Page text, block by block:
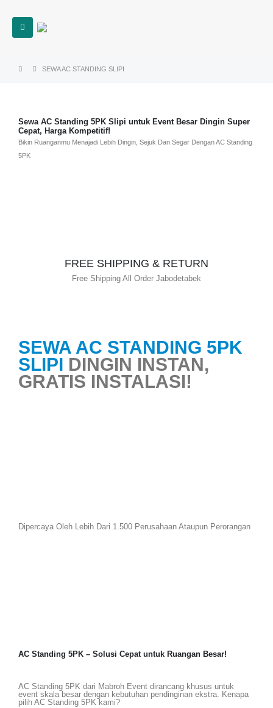
SEWA AC STANDING SLIPI
Sewa AC Standing 5PK Slipi untuk Event Besar Dingin Super
Cepat, Harga Kompetitif!
Bikin Ruanganmu Menajadi Lebih Dingin, Sejuk Dan Segar Dengan AC Standing
5PK
FREE SHIPPING & RETURN
Free Shipping All Order Jabodetabek
SEWA AC STANDING 5PK
SLIPI DINGIN INSTAN,
GRATIS INSTALASI!
Dipercaya Oleh Lebih Dari 1.500 Perusahaan Ataupun Perorangan
AC Standing 5PK – Solusi Cepat untuk Ruangan Besar!
AC Standing 5PK dari Mabroh Event dirancang khusus untuk
event skala besar dengan kebutuhan pendinginan ekstra. Kenapa
pilih AC Standing 5PK kami?